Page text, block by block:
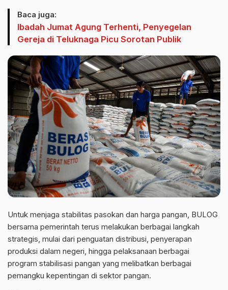
Baca juga:
Ibadah Jumat Agung Terhenti, Penyegelan
Gereja di Teluknaga Picu Sorotan Publik
Untuk menjaga stabilitas pasokan dan harga pangan, BULOG
bersama pemerintah terus melakukan berbagai langkah
strategis, mulai dari penguatan distribusi, penyerapan
produksi dalam negeri, hingga pelaksanaan berbagai
program stabilisasi pangan yang melibatkan berbagai
pemangku kepentingan di sektor pangan.